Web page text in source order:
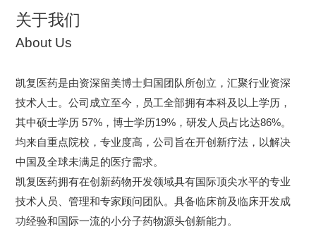
关于我们
About Us
凯复医药是由资深留美博士归国团队所创立，汇聚行业资深
技术人士。公司成立至今，员工全部拥有本科及以上学历，
其中硕士学历 57%，博士学历19%，研发人员占比达86%。
均来自重点院校，专业度高，公司旨在开创新疗法，以解决
中国及全球未满足的医疗需求。
凯复医药拥有在创新药物开发领域具有国际顶尖水平的专业
技术人员、管理和专家顾问团队。具备临床前及临床开发成
功经验和国际一流的小分子药物源头创新能力。